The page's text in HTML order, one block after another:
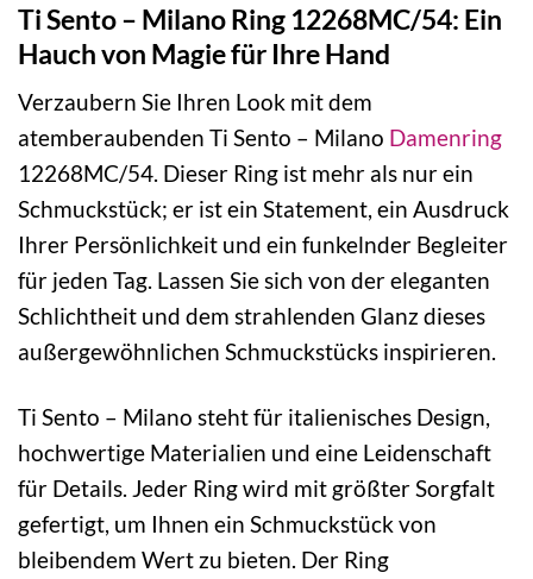
Ti Sento – Milano Ring 12268MC/54: Ein
Hauch von Magie für Ihre Hand
Verzaubern Sie Ihren Look mit dem
atemberaubenden Ti Sento – Milano Damenring
12268MC/54. Dieser Ring ist mehr als nur ein
Schmuckstück; er ist ein Statement, ein Ausdruck
Ihrer Persönlichkeit und ein funkelnder Begleiter
für jeden Tag. Lassen Sie sich von der eleganten
Schlichtheit und dem strahlenden Glanz dieses
außergewöhnlichen Schmuckstücks inspirieren.
Ti Sento – Milano steht für italienisches Design,
hochwertige Materialien und eine Leidenschaft
für Details. Jeder Ring wird mit größter Sorgfalt
gefertigt, um Ihnen ein Schmuckstück von
bleibendem Wert zu bieten. Der Ring